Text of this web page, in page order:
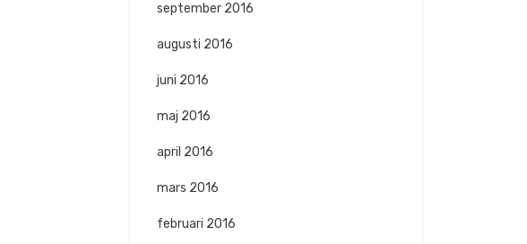
september 2016
augusti 2016
juni 2016
maj 2016
april 2016
mars 2016
februari 2016